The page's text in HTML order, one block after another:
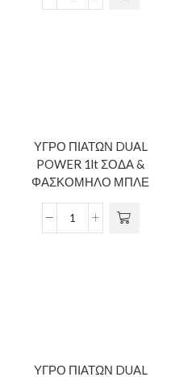
ΥΓΡΟ ΠΙΑΤΩΝ DUAL
POWER 1lt ΣΟΔΑ &
ΦΑΣΚΟΜΗΛΟ ΜΠΛΕ
ΥΓΡΟ ΠΙΑΤΩΝ DUAL